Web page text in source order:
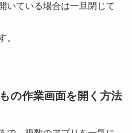
いている場合は一旦閉じて
。
の作業画面を開く方法